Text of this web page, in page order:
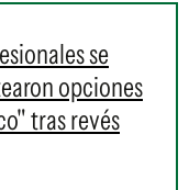
se
opciones
tras revés